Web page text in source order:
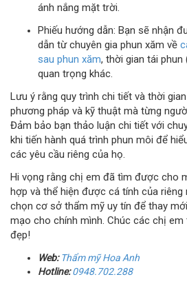
ánh nắng mặt trời.
Phiếu hướng dẫn: Bạn sẽ nhận
dẫn từ chuyên gia phun xăm về
sau phun xăm, thời gian tái phun
quan trọng khác.
Lưu ý rằng quy trình chi tiết và thời
phương pháp và kỹ thuật mà từng
Đảm bảo bạn thảo luận chi tiết với
khi tiến hành quá trình phun môi để
các yêu cầu riêng của họ.
Hi vọng rằng chị em đã tìm được cho
hợp và thể hiện được cá tính của riêng
chọn cơ sở thẩm mỹ uy tín để thay
mạo cho chính mình. Chúc các chị em
đẹp!
Web:Thẩm mỹ Hoa Anh
Hotline: 0948.702.288